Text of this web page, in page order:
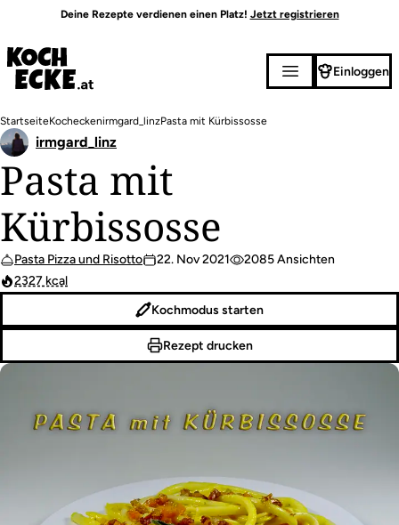
Inhalt
Deine Rezepte verdienen einen Platz! Jetzt registrieren
Einloggen
Pfadnavigation
StartseiteKocheckenirmgard_linzPasta mit Kürbissosse
Pasta mit
Kürbissosse
Pasta Pizza und Risotto 22. Nov 2021
2085 Ansichten
2327 kcal
irmgard_linz
Kochmodus starten
Rezept drucken